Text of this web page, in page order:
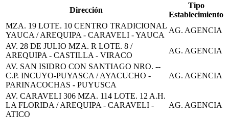
Dirección
Tipo
Establecimiento
MZA. 19 LOTE. 10 CENTRO TRADICIONAL
YAUCA / AREQUIPA - CARAVELI - YAUCA
AG. AGENCIA
AV. 28 DE JULIO MZA. R LOTE. 8 /
AREQUIPA - CASTILLA - VIRACO
AG. AGENCIA
AV. SAN ISIDRO CON SANTIAGO NRO. --
C.P. INCUYO-PUYASCA / AYACUCHO -
PARINACOCHAS - PUYUSCA
AG. AGENCIA
AV. CARAVELI 306 MZA. 114 LOTE. 12 A.H.
LA FLORIDA / AREQUIPA - CARAVELI -
ATICO
AG. AGENCIA